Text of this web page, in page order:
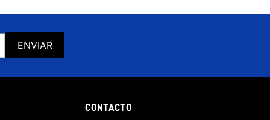
ENVIAR
CONTACTO